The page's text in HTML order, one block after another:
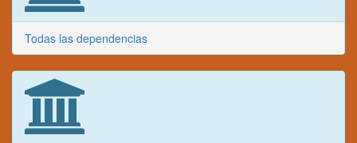
Todas las dependencias